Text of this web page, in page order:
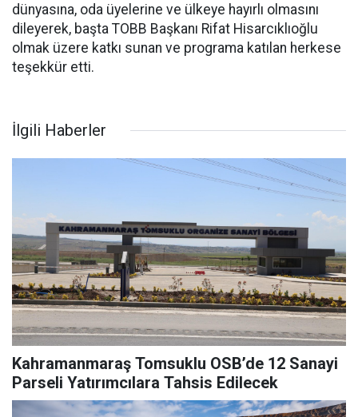
dünyasına, oda üyelerine ve ülkeye hayırlı olmasını
dileyerek, başta TOBB Başkanı Rifat Hisarcıklıoğlu
olmak üzere katkı sunan ve programa katılan herkese
teşekkür etti.
İlgili Haberler
Kahramanmaraş Tomsuklu OSB’de 12 Sanayi
Parseli Yatırımcılara Tahsis Edilecek